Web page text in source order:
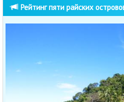
Рейтинг пяти райских